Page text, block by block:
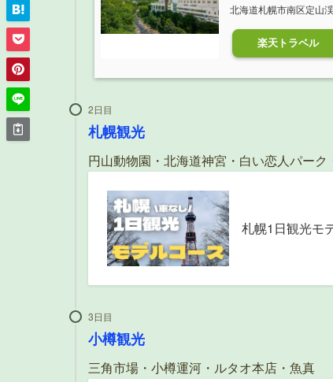
北海道札幌市南区定山
楽天トラベル
2日目
札幌観光
円山動物園・北海道神宮・白い恋人パー
札幌1日観光モ
3日目
小樽観光
三角市場・小樽運河・ルタオ本店・魚真